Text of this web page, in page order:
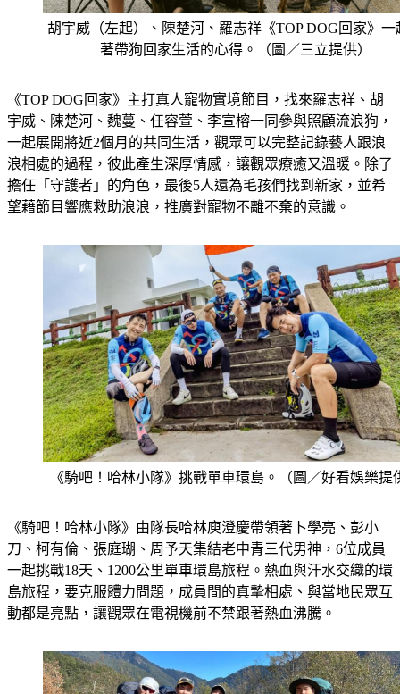
胡宇威（左起）、陳楚河、羅志祥《TOP DOG回家》一
著帶狗回家生活的心得。（圖／三立提供）
《TOP DOG回家》主打真人寵物實境節目，找來羅志祥、胡
宇威、陳楚河、魏蔓、任容萱、李宣榕一同參與照顧流浪狗，
一起展開將近2個月的共同生活，觀眾可以完整記錄藝人跟浪
浪相處的過程，彼此產生深厚情感，讓觀眾療癒又溫暖。除了
擔任「守護者」的角色，最後5人還為毛孩們找到新家，並希
望藉節目響應救助浪浪，推廣對寵物不離不棄的意識。
《騎吧！哈林小隊》挑戰單車環島。（圖／好看娛樂提
《騎吧！哈林小隊》由隊長哈林庾澄慶帶領著卜學亮、彭小
刀、柯有倫、張庭瑚、周予天集結老中青三代男神，6位成員
一起挑戰18天、1200公里單車環島旅程。熱血與汗水交織的環
島旅程，要克服體力問題，成員間的真摯相處、與當地民眾互
動都是亮點，讓觀眾在電視機前不禁跟著熱血沸騰。